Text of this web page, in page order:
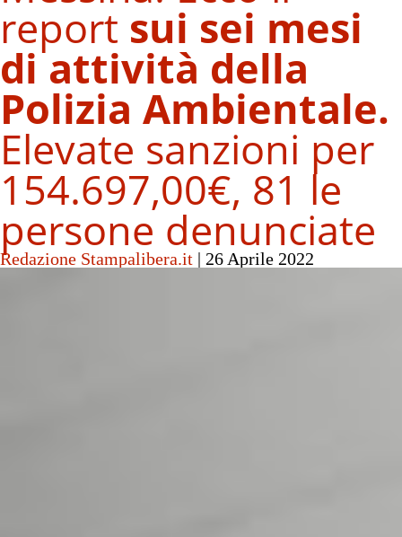
report sui sei mesi
di attività della
Polizia Ambientale.
Elevate sanzioni per
154.697,00€, 81 le
persone denunciate
Redazione Stampalibera.it | 26 Aprile 2022